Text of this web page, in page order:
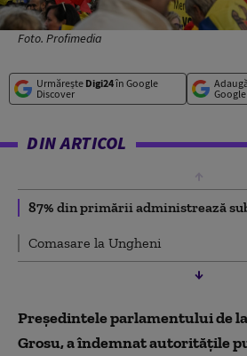
Foto. Profimedia
Urmărește Digi24în Google
Discover
Google
DIN ARTICOL
87% din primării administrează
Comasare la Ungheni
Preşedintele parlamentului de
Grosu, a îndemnat autorităţile